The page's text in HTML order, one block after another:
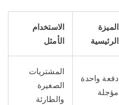
الميزة
الرئيسية
الاستخدام
الأمثل
دفعة واحدة
مؤجلة
المشتريات
الصغيرة
والطارئة